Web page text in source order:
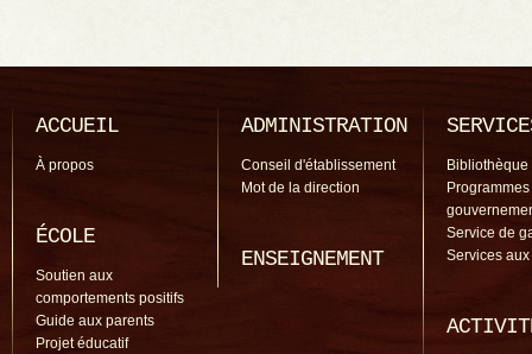
ACCUEIL
À propos
ÉCOLE
Soutien aux
comportements positifs
Guide aux parents
Projet éducatif
ADMINISTRATION
Conseil d'établissement
Mot de la direction
ENSEIGNEMENT
Bibliothèque
Programmes
Service de
Services